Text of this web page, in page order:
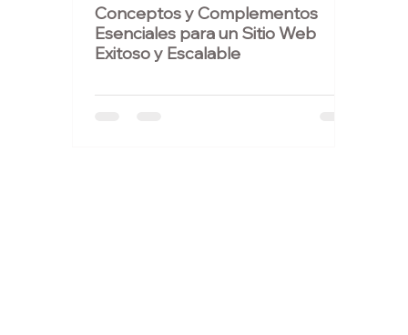
Sistemas Web
Conceptos y Complementos
Esenciales para un Sitio Web
Exitoso y Escalable